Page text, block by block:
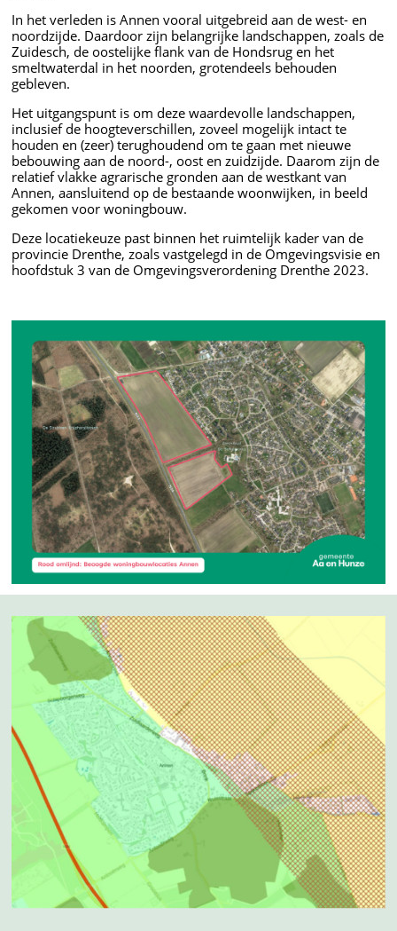
In het verleden is Annen vooral uitgebreid aan de west- en
noordzijde. Daardoor zijn belangrijke landschappen, zoals de
Zuidesch, de oostelijke flank van de Hondsrug en het
smeltwaterdal in het noorden, grotendeels behouden
gebleven.
Het uitgangspunt is om deze waardevolle landschappen,
inclusief de hoogteverschillen, zoveel mogelijk intact te
houden en (zeer) terughoudend om te gaan met nieuwe
bebouwing aan de noord-, oost en zuidzijde. Daarom zijn de
relatief vlakke agrarische gronden aan de westkant van
Annen, aansluitend op de bestaande woonwijken, in beeld
gekomen voor woningbouw.
Deze locatiekeuze past binnen het ruimtelijk kader van de
provincie Drenthe, zoals vastgelegd in de Omgevingsvisie en
hoofdstuk 3 van de Omgevingsverordening Drenthe 2023.